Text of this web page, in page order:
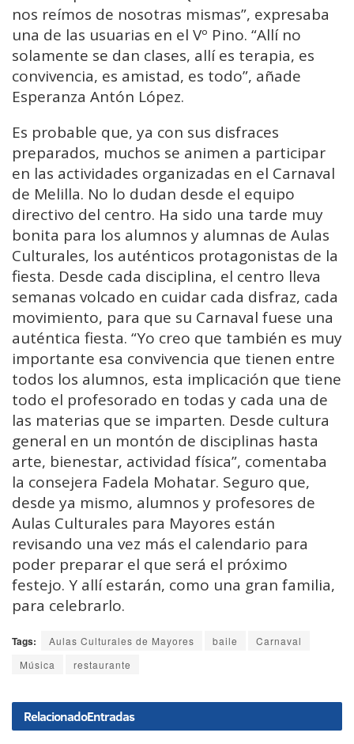
nos reímos de nosotras mismas”, expresaba
una de las usuarias en el Vº Pino. “Allí no
solamente se dan clases, allí es terapia, es
convivencia, es amistad, es todo”, añade
Esperanza Antón López.
Es probable que, ya con sus disfraces
preparados, muchos se animen a participar
en las actividades organizadas en el Carnaval
de Melilla. No lo dudan desde el equipo
directivo del centro. Ha sido una tarde muy
bonita para los alumnos y alumnas de Aulas
Culturales, los auténticos protagonistas de la
fiesta. Desde cada disciplina, el centro lleva
semanas volcado en cuidar cada disfraz, cada
movimiento, para que su Carnaval fuese una
auténtica fiesta. “Yo creo que también es muy
importante esa convivencia que tienen entre
todos los alumnos, esta implicación que tiene
todo el profesorado en todas y cada una de
las materias que se imparten. Desde cultura
general en un montón de disciplinas hasta
arte, bienestar, actividad física”, comentaba
la consejera Fadela Mohatar. Seguro que,
desde ya mismo, alumnos y profesores de
Aulas Culturales para Mayores están
revisando una vez más el calendario para
poder preparar el que será el próximo
festejo. Y allí estarán, como una gran familia,
para celebrarlo.
Tags: Aulas Culturales de Mayores baile
Carnaval
Música
restaurante
RelacionadoEntradas